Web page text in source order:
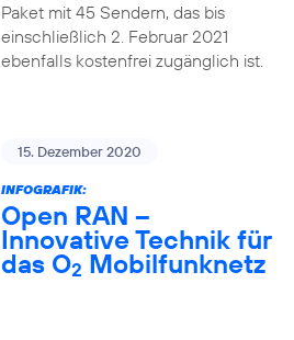
Paket mit 45 Sendern, das bis
einschließlich 2. Februar 2021
ebenfalls kostenfrei zugänglich ist.
15. Dezember 2020
INFOGRAFIK:
Open RAN –
Innovative Technik für
das O2 Mobilfunknetz